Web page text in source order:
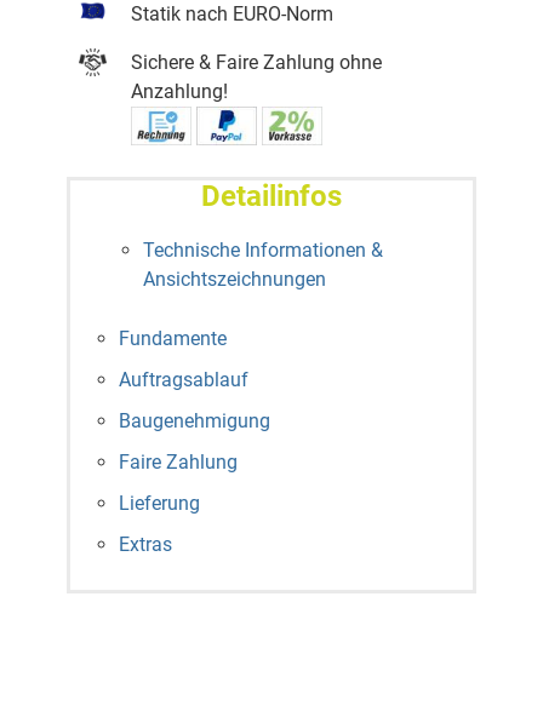
Statik nach EURO-Norm
Sichere & Faire Zahlung ohne
Anzahlung!
Detailinfos
Technische Informationen &
Ansichtszeichnungen
Fundamente
Auftragsablauf
Baugenehmigung
Faire Zahlung
Lieferung
Extras